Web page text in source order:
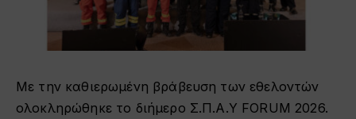
Με την καθιερωμένη βράβευση των εθελοντών
ολοκληρώθηκε το διήμερο Σ.Π.Α.Υ FORUM 2026.